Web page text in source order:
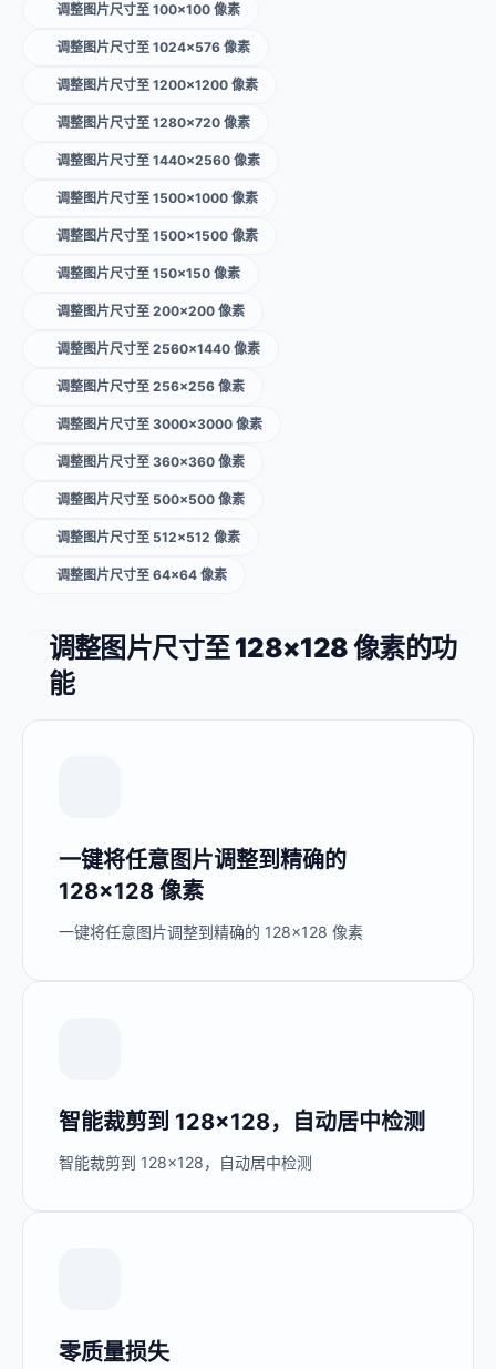
调整图片尺寸至 100×100 像素
调整图片尺寸至 1024×576 像素
调整图片尺寸至 1200×1200 像素
调整图片尺寸至 1280×720 像素
调整图片尺寸至 1440×2560 像素
调整图片尺寸至 1500×1000 像素
调整图片尺寸至 1500×1500 像素
调整图片尺寸至 150×150 像素
调整图片尺寸至 200×200 像素
调整图片尺寸至 2560×1440 像素
调整图片尺寸至 256×256 像素
调整图片尺寸至 3000×3000 像素
调整图片尺寸至 360×360 像素
调整图片尺寸至 500×500 像素
调整图片尺寸至 512×512 像素
调整图片尺寸至 64×64 像素
调整图片尺寸至 128×128 像素的功
能
一键将任意图片调整到精确的
128×128 像素
一键将任意图片调整到精确的 128×128 像素
智能裁剪到 128×128，自动居中检测
智能裁剪到 128×128，自动居中检测
零质量损失